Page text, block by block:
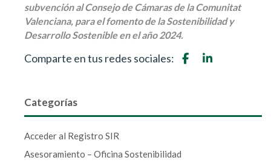
subvención al Consejo de Cámaras de la Comunitat
Valenciana, para el fomento de la Sostenibilidad y
Desarrollo Sostenible en el año 2024.
Comparte en tus redes sociales:
Categorías
Acceder al Registro SIR
Asesoramiento – Oficina Sostenibilidad